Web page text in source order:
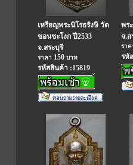
เหรียญพระนิโรธรังษี วัด
ขอนชะโงก ปี2533
จ.สระบุรี
ราคา 150 บาท
รหัสสินค้า :15819
พร
จ.ส
รา
รหั